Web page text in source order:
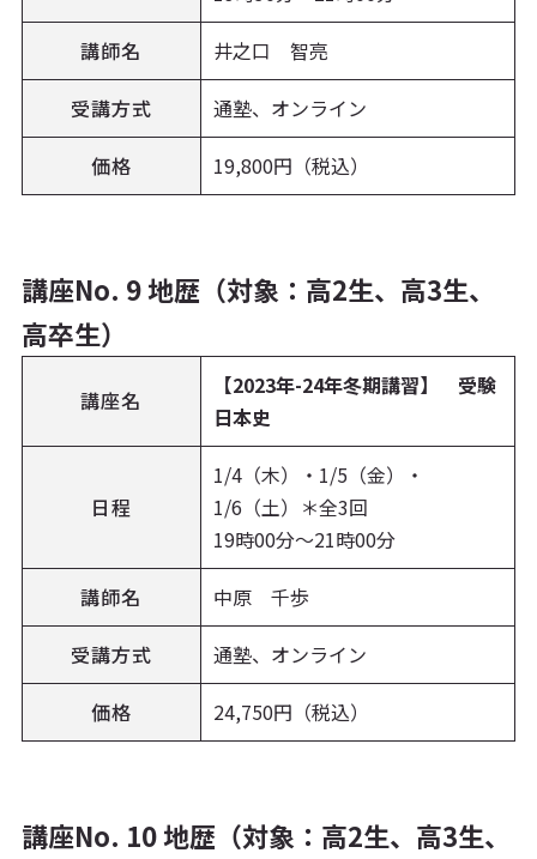
講師名
井之口 智亮
受講方式
通塾、オンライン
価格
19,800円（税込）
講座No. 9 地歴（対象：高2生、高3生、
高卒生）
講座名
【2023年-24年冬期講習】 受験
日本史
日程
1/4（木）・1/5（金）・
1/6（土）＊全3回
19時00分～21時00分
講師名
中原 千歩
受講方式
通塾、オンライン
価格
24,750円（税込）
講座No. 10 地歴（対象：高2生、高3生、